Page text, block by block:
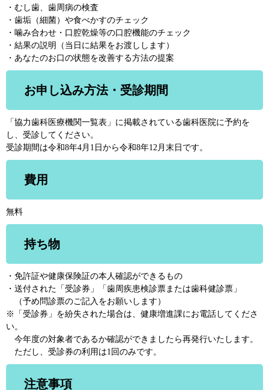
・むし歯、歯周病の検査
・歯垢（細菌）や食べかすのチェック
・噛み合わせ・口腔乾燥等の口腔機能のチェック
・結果の説明（当日に結果をお渡しします）
・あなたのお口の状態を改善する方法の提案
お申し込み方法・受診期間
「協力歯科医療機関一覧表」に掲載されている歯科医院に予約を
し、受診してください。
受診期間は令和8年4月1日から令和8年12月末日です。
費用
無料
持ち物
・免許証や健康保険証の本人確認ができるもの
・送付された「受診券」「歯周疾患検診票または歯科健診票」
（予め問診票のご記入をお願いします）
※「受診券」を紛失された場合は、健康増進課にお電話してくださ
い。
今年度の対象者であるか確認ができましたら再発行いたします。
ただし、受診券の利用は1回のみです。
注意事項